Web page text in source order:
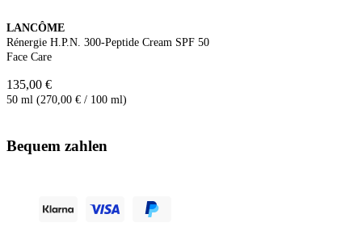
LANCÔME
Rénergie H.P.N. 300-Peptide Cream SPF 50
Face Care
135,00 €
50 ml (270,00 € / 100 ml)
Bequem zahlen